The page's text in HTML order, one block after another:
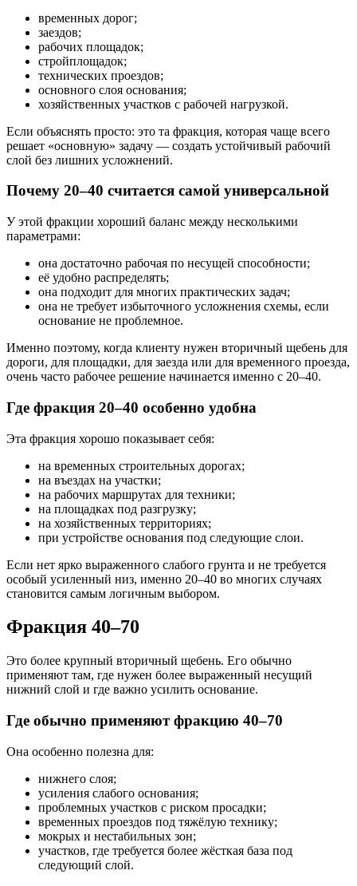
временных дорог;
заездов;
рабочих площадок;
стройплощадок;
технических проездов;
основного слоя основания;
хозяйственных участков с рабочей нагрузкой.
Если объяснять просто: это та фракция, которая чаще всего
решает «основную» задачу — создать устойчивый рабочий
слой без лишних усложнений.
Почему 20–40 считается самой универсальной
У этой фракции хороший баланс между несколькими
параметрами:
она достаточно рабочая по несущей способности;
её удобно распределять;
она подходит для многих практических задач;
она не требует избыточного усложнения схемы, если
основание не проблемное.
Именно поэтому, когда клиенту нужен вторичный щебень для
дороги, для площадки, для заезда или для временного проезда,
очень часто рабочее решение начинается именно с 20–40.
Где фракция 20–40 особенно удобна
Эта фракция хорошо показывает себя:
на временных строительных дорогах;
на въездах на участки;
на рабочих маршрутах для техники;
на площадках под разгрузку;
на хозяйственных территориях;
при устройстве основания под следующие слои.
Если нет ярко выраженного слабого грунта и не требуется
особый усиленный низ, именно 20–40 во многих случаях
становится самым логичным выбором.
Фракция 40–70
Это более крупный вторичный щебень. Его обычно
применяют там, где нужен более выраженный несущий
нижний слой и где важно усилить основание.
Где обычно применяют фракцию 40–70
Она особенно полезна для:
нижнего слоя;
усиления слабого основания;
проблемных участков с риском просадки;
временных проездов под тяжёлую технику;
мокрых и нестабильных зон;
участков, где требуется более жёсткая база под
следующий слой.